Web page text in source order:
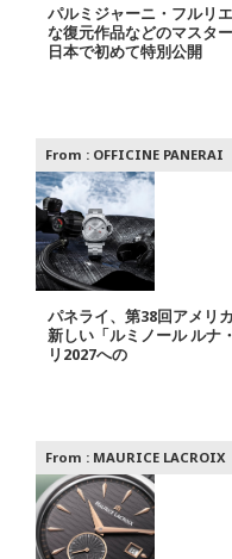
パルミジャーニ・フルリ
な復元作品などのマスタ
日本で初めて特別公開
From : OFFICINE PANERAI
パネライ、第38回アメリ
新しい「ルミノール ルナ
リ2027への
From : MAURICE LACROIX